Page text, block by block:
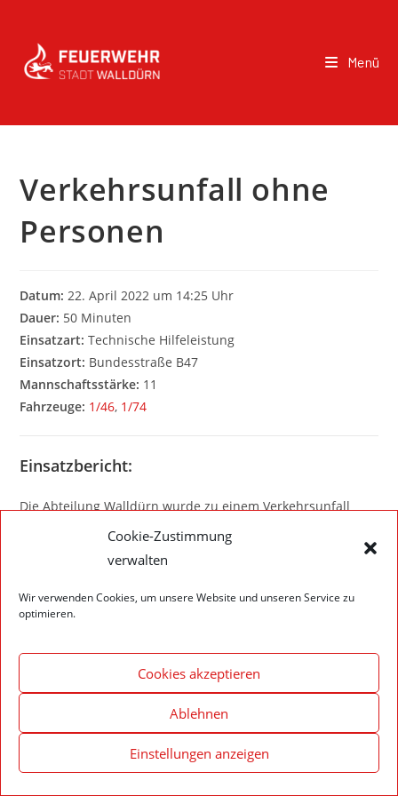
Cookie-Zustimmung
verwalten
Wir verwenden Cookies, um unsere Website und unseren Service zu
optimieren.
Cookies akzeptieren
Ablehnen
Einstellungen anzeigen
Menü
Verkehrsunfall ohne
Personen
Datum: 22. April 2022 um 14:25 Uhr
Dauer: 50 Minuten
Einsatzart: Technische Hilfeleistung
Einsatzort: Bundesstraße B47
Mannschaftsstärke: 11
Fahrzeuge: 1/46, 1/74
Einsatzbericht:
Die Abteilung Walldürn wurde zu einem Verkehrsunfall
ohne Personen alarmiert.
Die Kameraden der Feuerwehr nahmen die Auslaufende
Impressum – Datenschutzerklärung Cookie-Richtlinie (EU)
© 2020 Feuerwehr Walldürn